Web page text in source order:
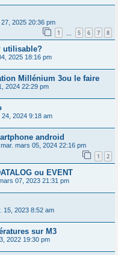
2025 20:36 pm
1 5 6 7 8
utilisable?
2025 18:16 pm
Millénium 3ou le faire
2024 22:29 pm
24, 2024 9:18 am
android
mar. mars 05, 2024 22:16 pm
1 2
ou EVENT
07, 2023 21:31 pm
15, 2023 8:52 am
sur M3
2022 19:30 pm